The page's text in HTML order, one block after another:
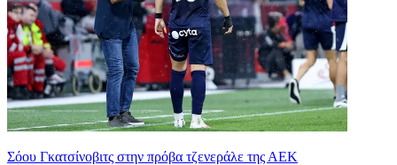
Σόου Γκατσίνοβιτς στην πρόβα τζενεράλε της ΑΕΚ